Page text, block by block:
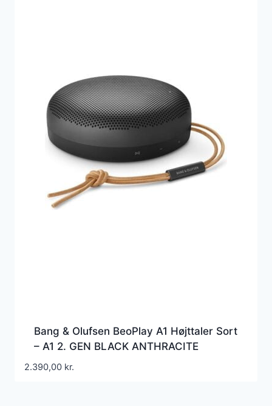
Bang & Olufsen BeoPlay A1 Højttaler Sort
– A1 2. GEN BLACK ANTHRACITE
2.390,00 kr.